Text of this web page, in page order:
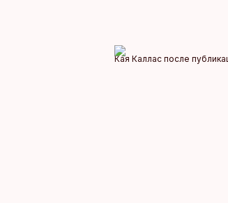
Кая Каллас после